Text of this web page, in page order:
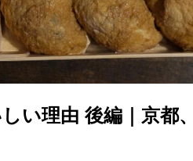
い理由 後編｜京都